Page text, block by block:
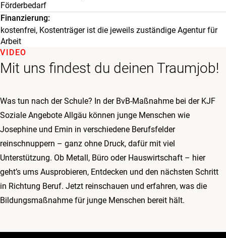
Förderbedarf
Finanzierung
kostenfrei, Kostenträger ist die jeweils zuständige Agentur für
Arbeit
Mit uns findest du deinen Traumjob!
VIDEO
Was tun nach der Schule? In der BvB-Maßnahme bei der KJF
Soziale Angebote Allgäu können junge Menschen wie
Josephine und Emin in verschiedene Berufsfelder
reinschnuppern – ganz ohne Druck, dafür mit viel
Unterstützung. Ob Metall, Büro oder Hauswirtschaft – hier
geht’s ums Ausprobieren, Entdecken und den nächsten Schritt
in Richtung Beruf. Jetzt reinschauen und erfahren, was die
Bildungsmaßnahme für junge Menschen bereit hält.